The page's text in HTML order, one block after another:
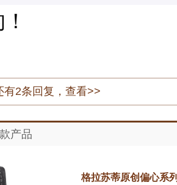
有2条回复，查看>>
产品
格拉苏蒂原创偏心系